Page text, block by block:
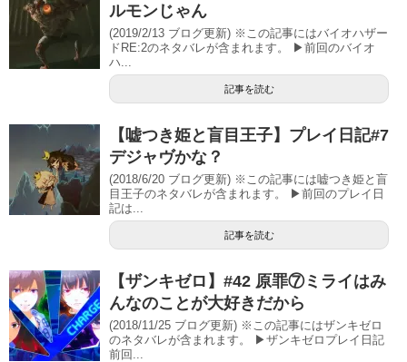
ルモンじゃん
(2019/2/13 ブログ更新) ※この記事にはバイオハザー
ドRE:2のネタバレが含まれます。 ▶前回のバイオ
ハ...
記事を読む
【嘘つき姫と盲目王子】プレイ日記#7
デジャヴかな？
(2018/6/20 ブログ更新) ※この記事には嘘つき姫と盲
目王子のネタバレが含まれます。 ▶前回のプレイ日
記は...
記事を読む
【ザンキゼロ】#42 原罪⑦ミライはみ
んなのことが大好きだから
(2018/11/25 ブログ更新) ※この記事にはザンキゼロ
のネタバレが含まれます。 ▶ザンキゼロプレイ日記
前回...